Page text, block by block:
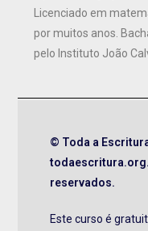
Licenciado em
por muitos anos.
pelo Instituto João
© Toda a
reservados.
Este curso é